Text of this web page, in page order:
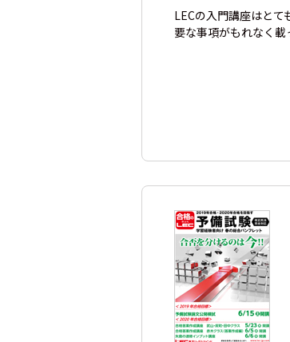
LECの入門講座はと
要な事項がもれなく載